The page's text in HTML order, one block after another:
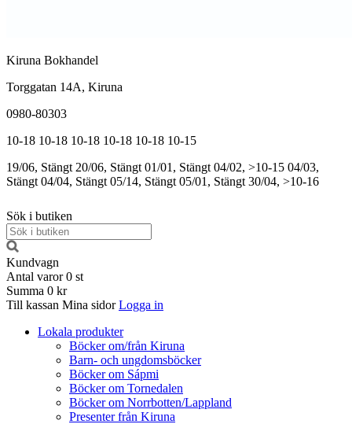
Kiruna Bokhandel
Torggatan 14A, Kiruna
0980-80303
10-18 10-18 10-18 10-18 10-18 10-15
19/06, Stängt 20/06, Stängt 01/01, Stängt 04/02, >10-15 04/03,
Stängt 04/04, Stängt 05/14, Stängt 05/01, Stängt 30/04, >10-16
Sök i butiken
Kundvagn
Antal varor 0 st
Summa 0 kr
Till kassan Mina sidor Logga in
Lokala produkter
Böcker om/från Kiruna
Barn- och ungdomsböcker
Böcker om Sápmi
Böcker om Tornedalen
Böcker om Norrbotten/Lappland
Presenter från Kiruna